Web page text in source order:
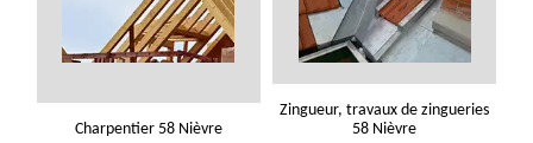
Charpentier 58 Nièvre
Zingueur, travaux de zingueries
58 Nièvre